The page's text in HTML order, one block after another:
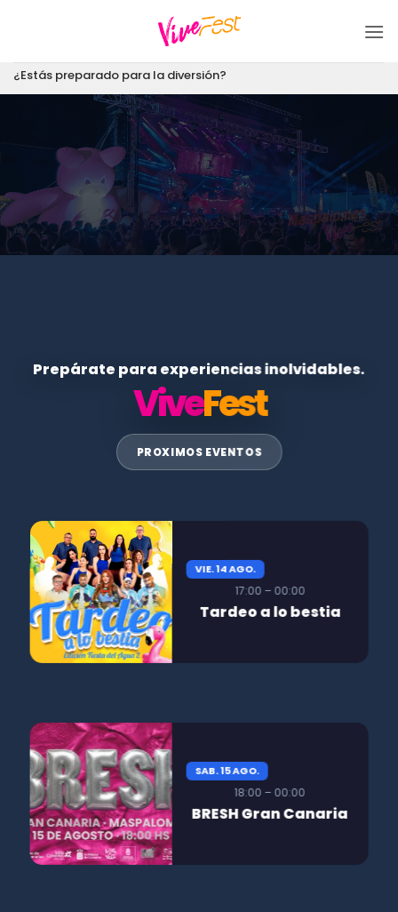
¿Estás preparado para la diversión?
Prepárate para experiencias inolvidables.
ViveFest
PROXIMOS EVENTOS
VIE. 14 AGO.
17:00 – 00:00
Tardeo a lo bestia
SAB. 15 AGO.
18:00 – 00:00
BRESH Gran Canaria